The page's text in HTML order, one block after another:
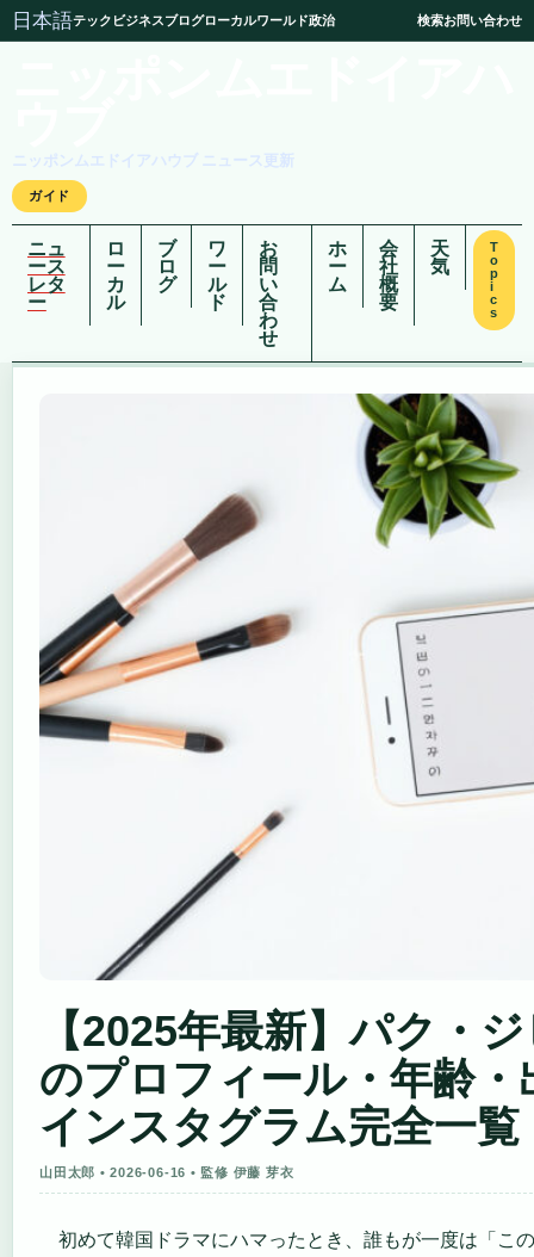
日本語テック ビジネスブログローカルワールド政治 検索お問い合わせ
ニッポンムエドイアハウブ ニュース更新
ガイド
ニュ
ース
レタ
ー
ロ
ー
カ
ル
ブ
ロ
グ
ワ
ー
ル
ド
お
問
い
合
わ
せ
ホ
ー
ム
会
社
概
要
天
気
T
o
p
i
c
s
【2025年最新】パク・
のプロフィール・年齢
インスタグラム完全一覧
山田太郎 • 2026-06-16 • 監修 伊藤 芽衣
初めて韓国ドラマにハマったとき、誰もが一度は「こ